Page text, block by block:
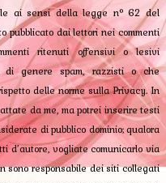
ai sensi della legge n° 62 del
pubblicato dai lettori nei commenti
ritenuti offensivi o lesivi
di genere spam, razzisti o che
delle norme sulla Privacy. In
da me, ma potrei inserire testi
di pubblico dominio; qualora
d’autore, vogliate comunicarlo via
sono responsabile dei siti collegati